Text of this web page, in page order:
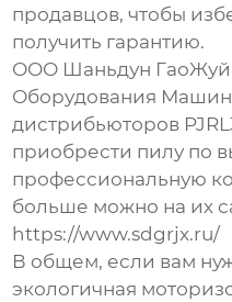
продавцов, чтобы
получить гарантию.
ООО Шаньдун ГаоЖуй
Оборудования
дистрибьюторов
приобрести пилу по
профессиональную
больше можно на их
https://www.sdgrjx.ru/
В общем, если вам
экологичная